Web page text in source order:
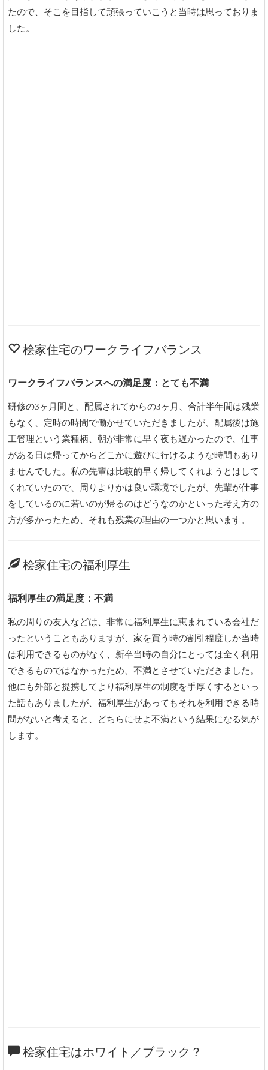
たので、そこを目指して頑張っていこうと当時は思っておりま
した。
桧家住宅のワークライフバランス
ワークライフバランスへの満足度：とても不満
研修の3ヶ月間と、配属されてからの3ヶ月、合計半年間は残業
もなく、定時の時間で働かせていただきましたが、配属後は施
工管理という業種柄、朝が非常に早く夜も遅かったので、仕事
がある日は帰ってからどこかに遊びに行けるような時間もあり
ませんでした。私の先輩は比較的早く帰してくれようとはして
くれていたので、周りよりかは良い環境でしたが、先輩が仕事
をしているのに若いのが帰るのはどうなのかといった考え方の
方が多かったため、それも残業の理由の一つかと思います。
桧家住宅の福利厚生
福利厚生の満足度：不満
私の周りの友人などは、非常に福利厚生に恵まれている会社だ
ったということもありますが、家を買う時の割引程度しか当時
は利用できるものがなく、新卒当時の自分にとっては全く利用
できるものではなかったため、不満とさせていただきました。
他にも外部と提携してより福利厚生の制度を手厚くするといっ
た話もありましたが、福利厚生があってもそれを利用できる時
間がないと考えると、どちらにせよ不満という結果になる気が
します。
桧家住宅はホワイト／ブラック？